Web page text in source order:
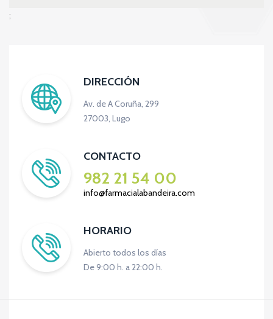
;
DIRECCIÓN
Av. de A Coruña, 299
27003, Lugo
CONTACTO
982 21 54 00
info@farmacialabandeira.com
HORARIO
Abierto todos los días
De 9:00 h. a 22:00 h.